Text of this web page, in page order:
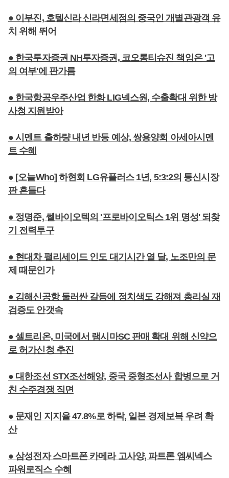
● 이부진, 호텔신라 신라면세점의 중국인 개별관광객 유
치 위해 뛰어
● 한국투자증권 NH투자증권, 코오롱티슈진 책임은 '고
의 여부'에 판가름
● 한국항공우주산업 한화 LIG넥스원, 수출확대 위한 방
사청 지원받아
● 시멘트 출하량 내년 반등 예상, 쌍용양회 아세아시멘
트 수혜
● [오늘Who] 하현회 LG유플러스 1년, 5:3:2의 통신시장
판 흔들다
● 정명준, 쎌바이오텍의 '프로바이오틱스 1위 명성' 되찾
기 전력투구
● 현대차 팰리세이드 인도 대기시간 열 달, 노조만의 문
제 때문인가
● 김해신공항 둘러싼 갈등에 정치색도 강해져 총리실 재
검증도 안갯속
● 셀트리온, 미국에서 램시마SC 판매 확대 위해 신약으
로 허가신청 추진
● 대한조선 STX조선해양, 중국 중형조선사 합병으로 거
친 수주경쟁 직면
● 문재인 지지율 47.8%로 하락, 일본 경제보복 우려 확
산
● 삼성전자 스마트폰 카메라 고사양, 파트론 엠씨넥스
파워로직스 수혜